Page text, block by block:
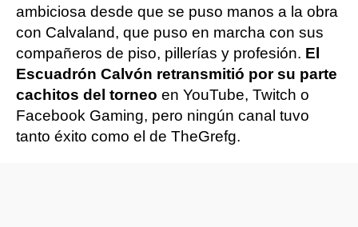
ambiciosa desde que se puso manos a la obra
con Calvaland, que puso en marcha con sus
compañeros de piso, pillerías y profesión. El
Escuadrón Calvón retransmitió por su parte
cachitos del torneo en YouTube, Twitch o
Facebook Gaming, pero ningún canal tuvo
tanto éxito como el de TheGrefg.